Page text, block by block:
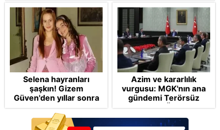
Selena hayranları
şaşkın! Gizem
Güven'den yıllar sonra
gelen Cansu Demirci
itirafı! "Konuşmuyoruz"
Azim ve kararlılık
vurgusu: MGK'nın ana
gündemi Terörsüz
Türkiye! FETÖ tamamen
bertaraf edilecek